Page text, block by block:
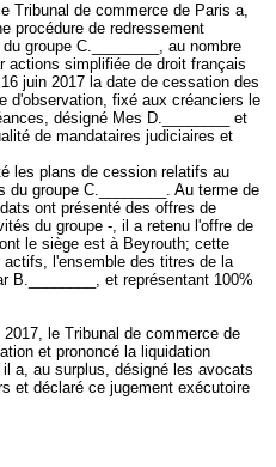
Tribunal de commerce de Paris a,
procédure de redressement
groupe C.________, au nombre
actions simplifiée de droit français
juin 2017 la date de cessation des
d'observation, fixé aux créanciers le
désigné Mes D.________ et
de mandataires judiciaires et
les plans de cession relatifs au
groupe C.________. Au terme de
ont présenté des offres de
du groupe -, il a retenu l'offre de
le siège est à Beyrouth; cette
l'ensemble des titres de la
B.________, et représentant 100%
le Tribunal de commerce de
et prononcé la liquidation
a, au surplus, désigné les avocats
et déclaré ce jugement exécutoire